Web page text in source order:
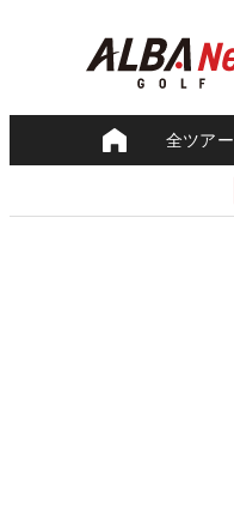
全ツアー